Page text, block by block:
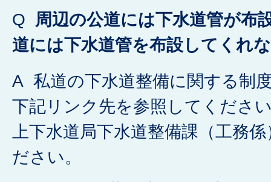
Q 周辺の公道には下水道管が布
道には下水道管を布設してくれ
A 私道の下水道整備に関する制
下記リンク先を参照してくださ
上下水道局下水道整備課（工務
ださい。